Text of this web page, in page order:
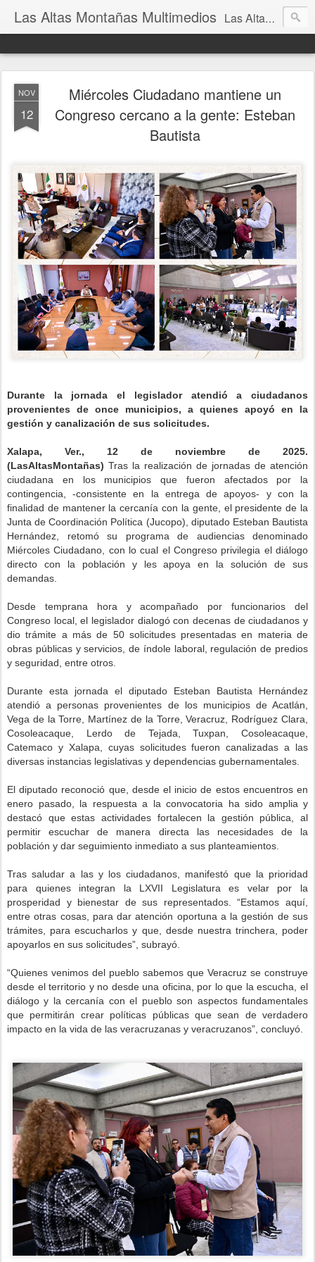
Las Altas Montañas Multimedios Las Altas Montañas Multimedios
NOV
12
Miércoles Ciudadano mantiene un
Congreso cercano a la gente: Esteban
Bautista
Durante la jornada el legislador atendió a ciudadanos
provenientes de once municipios, a quienes apoyó en la
gestión y canalización de sus solicitudes.
Xalapa, Ver., 12 de noviembre de 2025.
(LasAltasMontañas) Tras la realización de jornadas de atención
ciudadana en los municipios que fueron afectados por la
contingencia, -consistente en la entrega de apoyos- y con la
finalidad de mantener la cercanía con la gente, el presidente de la
Junta de Coordinación Política (Jucopo), diputado Esteban Bautista
Hernández, retomó su programa de audiencias denominado
Miércoles Ciudadano, con lo cual el Congreso privilegia el diálogo
directo con la población y les apoya en la solución de sus
demandas.
Desde temprana hora y acompañado por funcionarios del
Congreso local, el legislador dialogó con decenas de ciudadanos y
dio trámite a más de 50 solicitudes presentadas en materia de
obras públicas y servicios, de índole laboral, regulación de predios
y seguridad, entre otros.
Durante esta jornada el diputado Esteban Bautista Hernández
atendió a personas provenientes de los municipios de Acatlán,
Vega de la Torre, Martínez de la Torre, Veracruz, Rodríguez Clara,
Cosoleacaque, Lerdo de Tejada, Tuxpan, Cosoleacaque,
Catemaco y Xalapa, cuyas solicitudes fueron canalizadas a las
diversas instancias legislativas y dependencias gubernamentales.
El diputado reconoció que, desde el inicio de estos encuentros en
enero pasado, la respuesta a la convocatoria ha sido amplia y
destacó que estas actividades fortalecen la gestión pública, al
permitir escuchar de manera directa las necesidades de la
población y dar seguimiento inmediato a sus planteamientos.
Tras saludar a las y los ciudadanos, manifestó que la prioridad
para quienes integran la LXVII Legislatura es velar por la
prosperidad y bienestar de sus representados. “Estamos aquí,
entre otras cosas, para dar atención oportuna a la gestión de sus
trámites, para escucharlos y que, desde nuestra trinchera, poder
apoyarlos en sus solicitudes”, subrayó.
“Quienes venimos del pueblo sabemos que Veracruz se construye
desde el territorio y no desde una oficina, por lo que la escucha, el
diálogo y la cercanía con el pueblo son aspectos fundamentales
que permitirán crear políticas públicas que sean de verdadero
impacto en la vida de las veracruzanas y veracruzanos”, concluyó.